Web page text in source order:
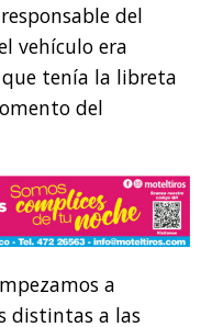
del
vehículo era
tenía la libreta
del
a
distintas a las